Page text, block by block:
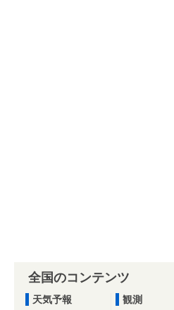
全国のコンテンツ
天気予報
観測